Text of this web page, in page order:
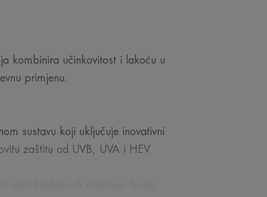
kombinira učinkovitost i lakoću u
primjenu.
sustavu koji uključuje inovativni
zaštitu od UVB, UVA i HEV